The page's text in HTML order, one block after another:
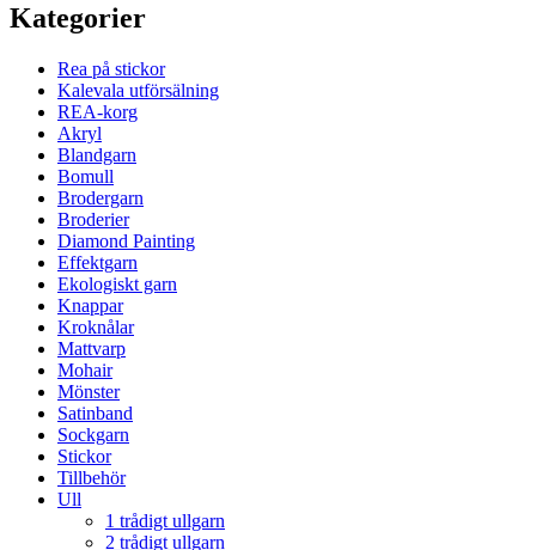
Kategorier
Rea på stickor
Kalevala utförsälning
REA-korg
Akryl
Blandgarn
Bomull
Brodergarn
Broderier
Diamond Painting
Effektgarn
Ekologiskt garn
Knappar
Kroknålar
Mattvarp
Mohair
Mönster
Satinband
Sockgarn
Stickor
Tillbehör
Ull
1 trådigt ullgarn
2 trådigt ullgarn